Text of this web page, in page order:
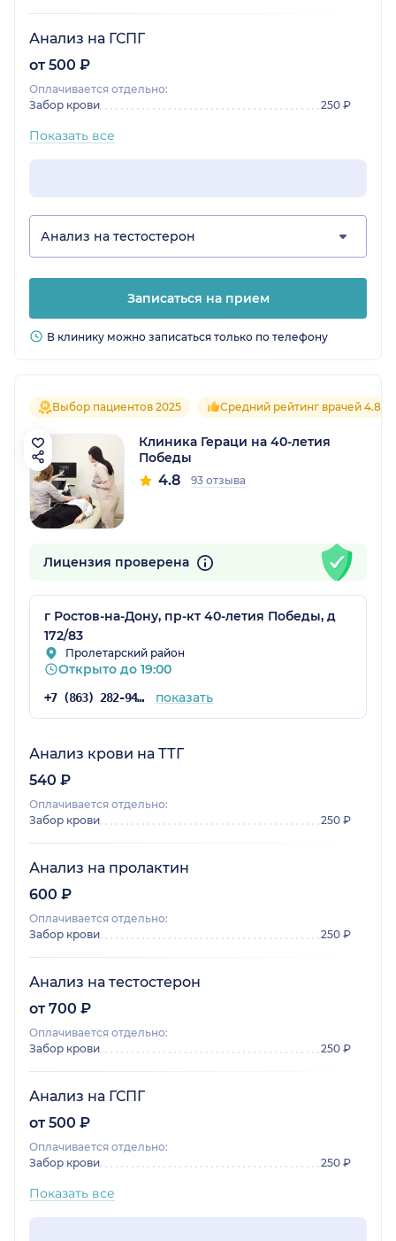
Анализ на ГСПГ
от 500 ₽
Оплачивается отдельно:
Забор крови
250 ₽
Показать все
Анализ на тестостерон
Записаться на прием
В клинику можно записаться только по телефону
Выбор пациентов 2025 Средний рейтинг врачей 4.8
Клиника Гераци на 40-летия
Победы
4.8 93 отзыва
Лицензия проверена
г Ростов-на-Дону, пр-кт 40-летия Победы, д
172/83
Пролетарский район
Открыто до 19:00
+7 (863) 282-94-43 показать
Анализ крови на ТТГ
540 ₽
Оплачивается отдельно:
Забор крови
250 ₽
Анализ на пролактин
600 ₽
Оплачивается отдельно:
Забор крови
250 ₽
Анализ на тестостерон
от 700 ₽
Оплачивается отдельно:
Забор крови
250 ₽
Анализ на ГСПГ
от 500 ₽
Оплачивается отдельно:
Забор крови
250 ₽
Показать все